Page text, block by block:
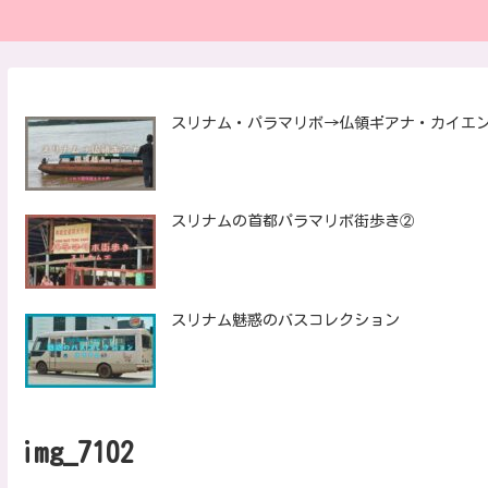
スリナム・パラマリボ→仏領ギアナ・カイエ
スリナムの首都パラマリボ街歩き②
スリナム魅惑のバスコレクション
img_7102